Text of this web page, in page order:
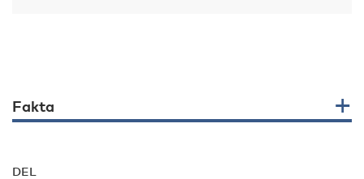
Fakta
DEL